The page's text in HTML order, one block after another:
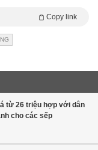
Copy link
từ 26 triệu hợp với dân
cho các sếp